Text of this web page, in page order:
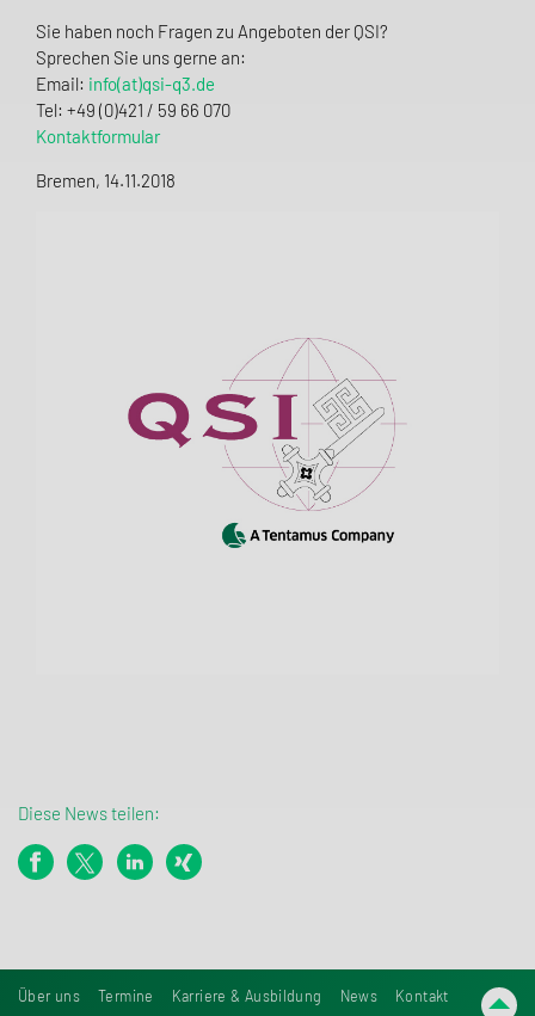
Sie haben noch Fragen zu Angeboten der QSI?
Sprechen Sie uns gerne an:
Email: info(at)qsi-q3.de
Tel: +49 (0)421 / 59 66 070
Kontaktformular
Bremen, 14.11.2018
Diese News teilen:
Über uns Termine Karriere & Ausbildung News Kontakt